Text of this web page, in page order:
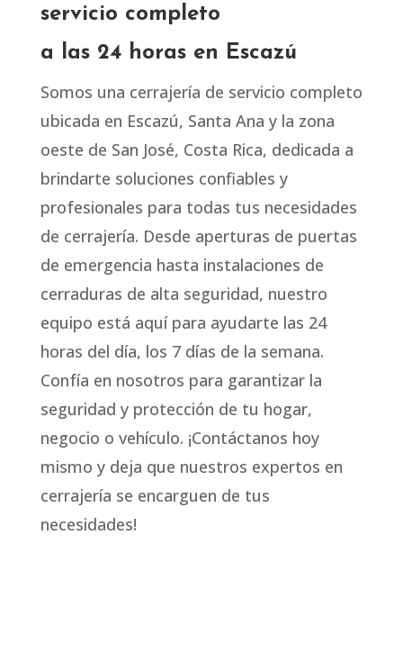
servicio completo
a las 24 horas en Escazú
Somos una cerrajería de servicio completo
ubicada en Escazú, Santa Ana y la zona
oeste de San José, Costa Rica, dedicada a
brindarte soluciones confiables y
profesionales para todas tus necesidades
de cerrajería. Desde aperturas de puertas
de emergencia hasta instalaciones de
cerraduras de alta seguridad, nuestro
equipo está aquí para ayudarte las 24
horas del día, los 7 días de la semana.
Confía en nosotros para garantizar la
seguridad y protección de tu hogar,
negocio o vehículo. ¡Contáctanos hoy
mismo y deja que nuestros expertos en
cerrajería se encarguen de tus
necesidades!